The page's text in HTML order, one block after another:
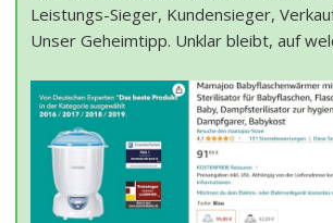
Leistungs-Sieger, Kundensieger,
Unser Geheimtipp. Unklar bleibt, auf